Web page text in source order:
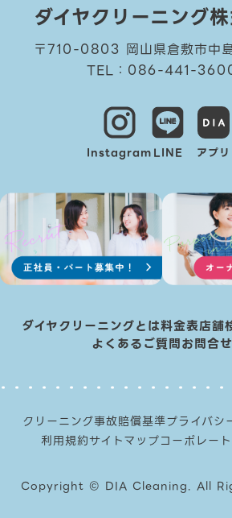
ダイヤクリーニング
〒710-0803 岡山県倉敷市中
TEL：086-441-
InstagramLINE アプリ
ダイヤクリーニングとは料金表店舗
よくあるご質問お問合せ
クリーニング事故賠償基準プライバシ
利用規約サイトマップコーポレー
Copyright © DIA Cleaning. All